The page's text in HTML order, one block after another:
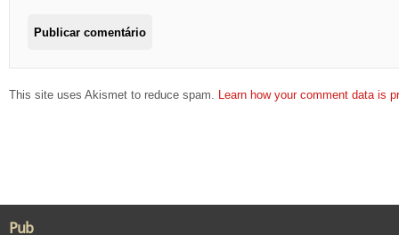
This site uses Akismet to reduce spam. Learn how your comment data is
Pub